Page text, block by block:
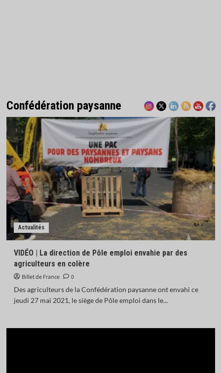
Confédération paysanne
Actualités
VIDÉO | La direction de Pôle emploi envahie par des
agriculteurs en colère
Billet de France
0
Des agriculteurs de la Confédération paysanne ont envahi ce
jeudi 27 mai 2021, le siège de Pôle emploi dans le...